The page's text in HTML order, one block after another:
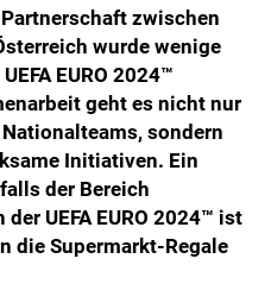
zwischen
wurde wenige
EURO 2024™
geht es nicht nur
sondern
Initiativen. Ein
der Bereich
UEFA EURO 2024™ ist
die Supermarkt-Regale